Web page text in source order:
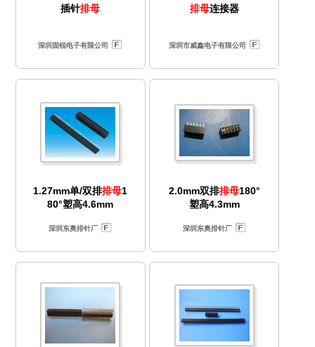
插针排母
深圳固锐电子有限公司
排母连接器
深圳市威鑫电子有限公司
1.27mm单/双排排母1
80°塑高4.6mm
深圳东奥排针厂
2.0mm双排排母180°
塑高4.3mm
深圳东奥排针厂